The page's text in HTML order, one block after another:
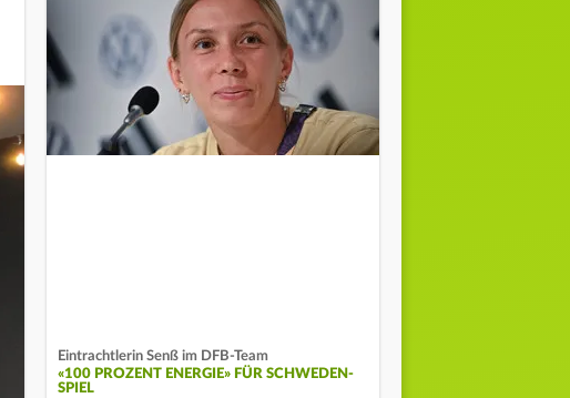
Eintrachtlerin Senß im DFB-Team
«100 PROZENT ENERGIE» FÜR SCHWEDEN-
SPIEL